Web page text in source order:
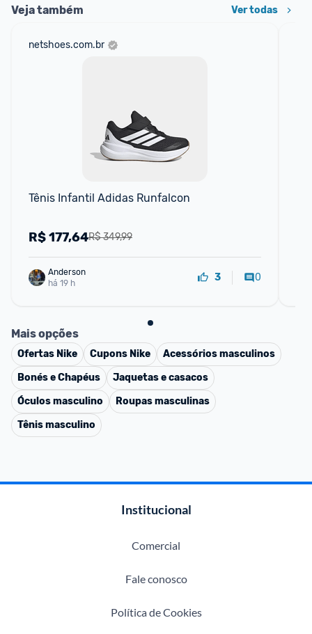
Veja também Ver todas
netshoes.com.br
Tênis Infantil Adidas Runfalcon
R$ 349,99
R$177,64
Anderson
há 19 h
3 0
Mais opções
Ofertas Nike Cupons Nike
Acessórios masculinos
Bonés e Chapéus
Jaquetas e casacos
Óculos masculino
Roupas masculinas
Tênis masculino
Institucional
Comercial
Fale conosco
Política de Cookies